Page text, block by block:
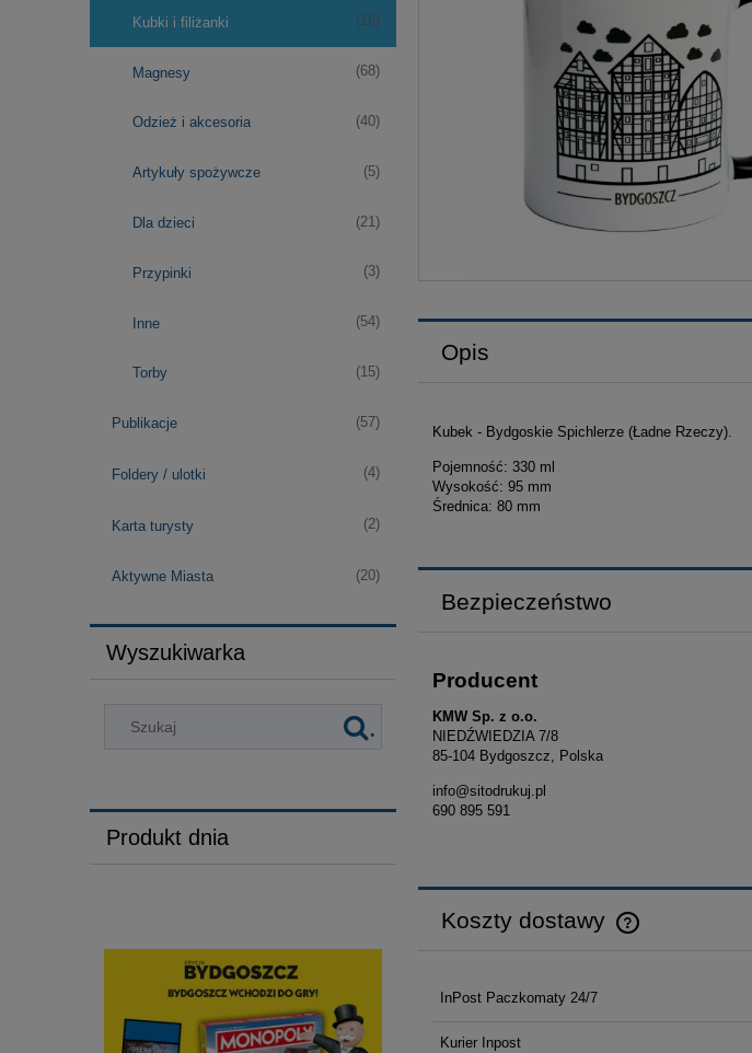
Kubki i filiżanki (16)
Magnesy (68)
Odzież i akcesoria (40)
Artykuły spożywcze (5)
Dla dzieci (21)
Przypinki (3)
Inne (54)
Torby (15)
Publikacje (57)
Foldery / ulotki (4)
Karta turysty (2)
Aktywne Miasta (20)
Wyszukiwarka
.
Produkt dnia
Opis
Kubek - Bydgoskie Spichlerze (Ładne Rzeczy).
Pojemność: 330 ml
Wysokość: 95 mm
Średnica: 80 mm
Bezpieczeństwo
Producent
KMW Sp. z o.o.
NIEDŹWIEDZIA 7/8
85-104 Bydgoszcz, Polska
info@sitodrukuj.pl
690 895 591
Koszty dostawy
InPost Paczkomaty 24/7
Kurier Inpost